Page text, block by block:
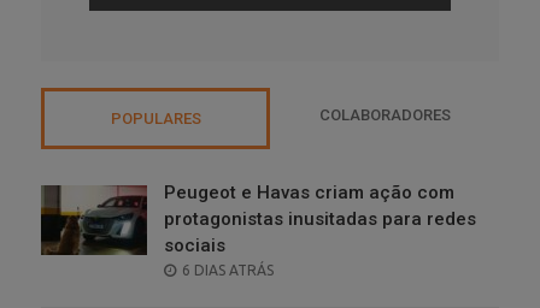
POPULARES COLABORADORES
Peugeot e Havas criam ação com
protagonistas inusitadas para redes
sociais
POSTED
6 DIAS ATRÁS